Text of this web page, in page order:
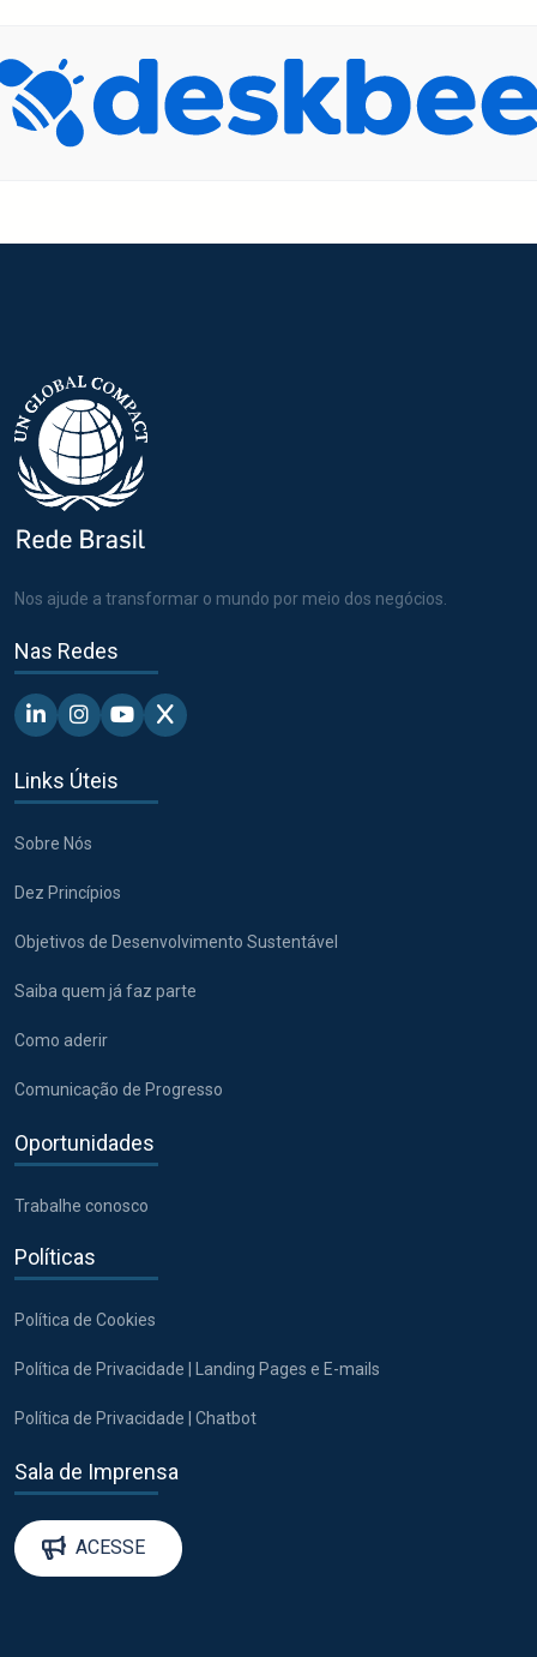
Nos ajude a transformar o mundo por meio dos negócios.
Nas Redes
Linkedin - Pacto Global BR
Instagram - Pacto Global BR
Youtube - Pacto Global BR
X - Pacto Global BR
Links Úteis
Sobre Nós
Dez Princípios
Objetivos de Desenvolvimento Sustentável
Saiba quem já faz parte
Como aderir
Comunicação de Progresso
Oportunidades
Trabalhe conosco
Políticas
Política de Cookies
Política de Privacidade | Landing Pages e E-mails
Política de Privacidade | Chatbot
Sala de Imprensa
ACESSE